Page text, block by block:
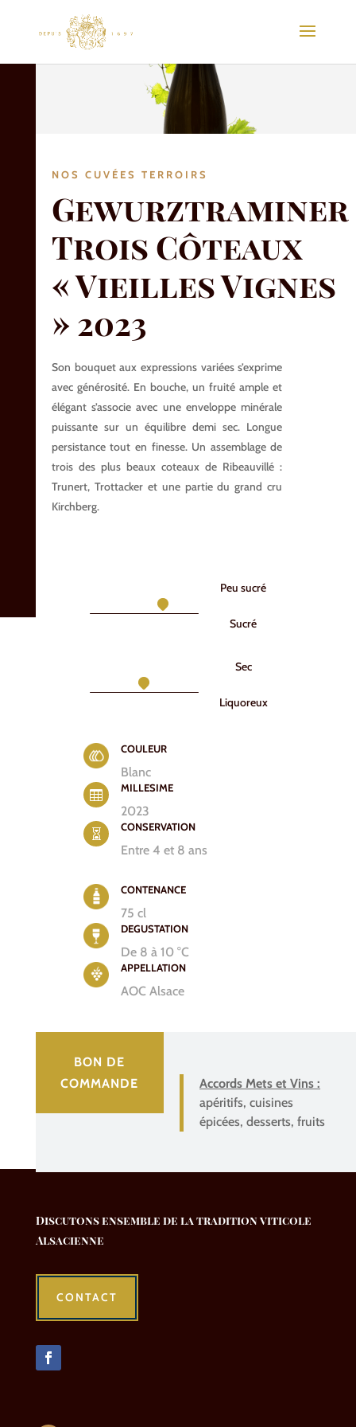
NOS CUVÉES TERROIRS
Gewurztraminer
Trois Côteaux
« Vieilles Vignes
» 2023
Son bouquet aux expressions variées s’exprime
avec générosité. En bouche, un fruité ample et
élégant s’associe avec une enveloppe minérale
puissante sur un équilibre demi sec. Longue
persistance tout en finesse. Un assemblage de
trois des plus beaux coteaux de Ribeauvillé :
Trunert, Trottacker et une partie du grand cru
Kirchberg.
Peu sucré
Sucré
Sec
Liquoreux
COULEUR
Blanc

MILLESIME
2023

CONSERVATION
Entre 4 et 8 ans
CONTENANCE
75 cl
DEGUSTATION
De 8 à 10 °C
APPELLATION
AOC Alsace
BON DE
COMMANDE
Accords Mets et Vins :
apéritifs, cuisines
épicées, desserts, fruits
Discutons ensemble de la tradition viticole
Alsacienne
CONTACT